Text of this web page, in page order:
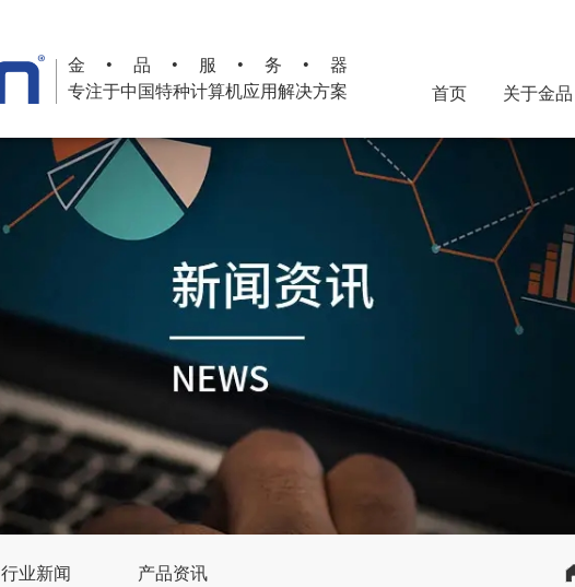
金•品•服•务•器
专注于中国特种计算机应用解决方案
首页 关于金品
行业新闻 产品资讯